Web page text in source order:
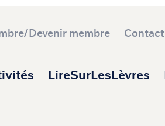
Devenir membre Contact
LireSurLesLèvres